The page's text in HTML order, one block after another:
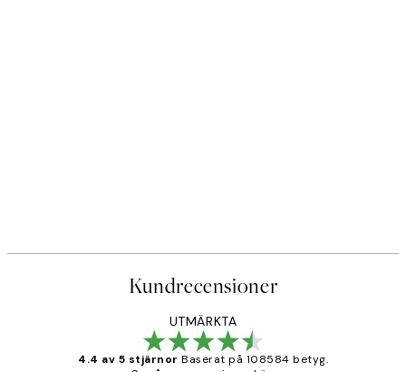
Kundrecensioner
UTMÄRKTA
4.4 av 5 stjärnor Baserat på 108584 betyg.